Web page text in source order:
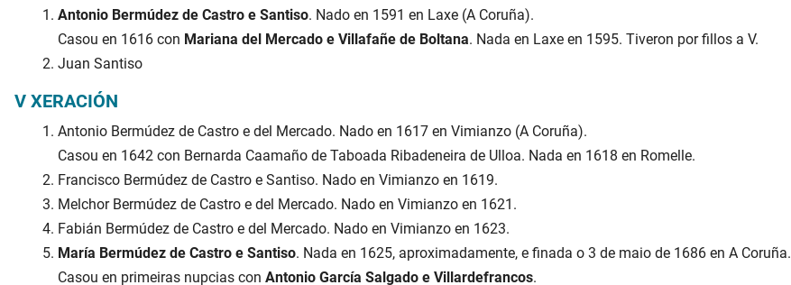
Antonio Bermúdez de Castro e Santiso. Nado en 1591 en Laxe (A Coruña).
Casou en 1616 con Mariana del Mercado e Villafañe de Boltana. Nada en Laxe en 1595. Tiveron por fillos a V.
Juan Santiso
V XERACIÓN
Antonio Bermúdez de Castro e del Mercado. Nado en 1617 en Vimianzo (A Coruña).
Casou en 1642 con Bernarda Caamaño de Taboada Ribadeneira de Ulloa. Nada en 1618 en Romelle.
Francisco Bermúdez de Castro e Santiso. Nado en Vimianzo en 1619.
Melchor Bermúdez de Castro e del Mercado. Nado en Vimianzo en 1621.
Fabián Bermúdez de Castro e del Mercado. Nado en Vimianzo en 1623.
María Bermúdez de Castro e Santiso. Nada en 1625, aproximadamente, e finada o 3 de maio de 1686 en A Coruña.
Casou en primeiras nupcias con Antonio García Salgado e Villardefrancos.